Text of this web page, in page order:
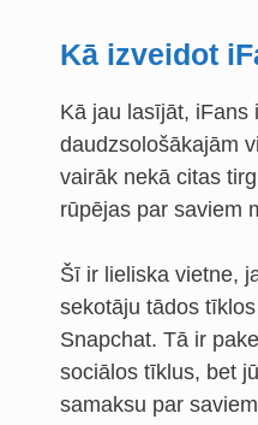
Kā izveidot
Kā jau lasījāt, iFans
daudzsološākajām
vairāk nekā citas
rūpējas par saviem
Šī ir lieliska vietne,
sekotāju tādos
Snapchat. Tā ir
sociālos tīklus, bet
samaksu par